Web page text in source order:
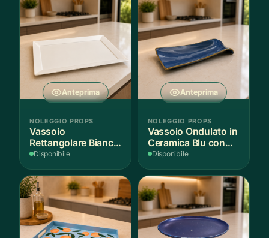
Anteprima
NOLEGGIO PROPS
Vassoio
Rettangolare Bianco
per Scenografie
Disponibile
Anteprima
NOLEGGIO PROPS
Vassoio Ondulato in
Ceramica Blu con
Bordo Dorato
Disponibile